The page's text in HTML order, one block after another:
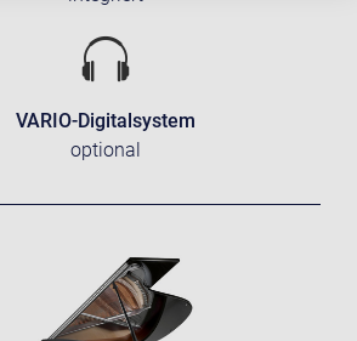
VARIO-Digitalsystem
optional